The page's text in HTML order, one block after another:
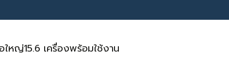
หญ่15.6 เครื่องพร้อมใช้งาน